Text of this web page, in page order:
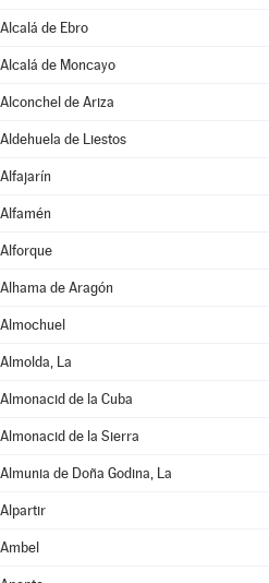
Alcalá de Ebro
Alcalá de Moncayo
Alconchel de Ariza
Aldehuela de Liestos
Alfajarín
Alfamén
Alforque
Alhama de Aragón
Almochuel
Almolda, La
Almonacid de la Cuba
Almonacid de la Sierra
Almunia de Doña Godina, La
Alpartir
Ambel